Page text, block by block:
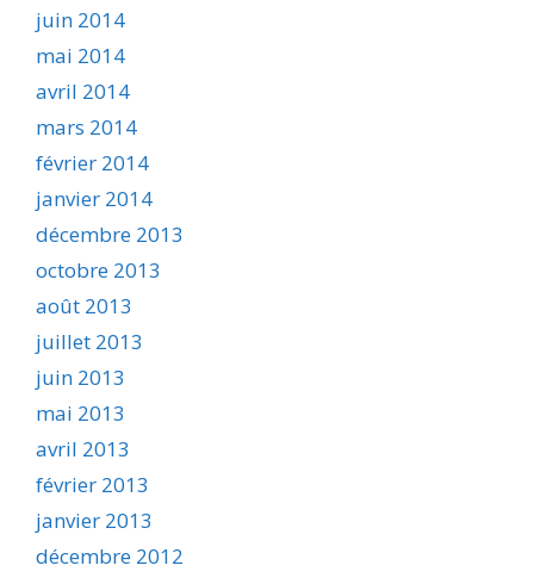
juin 2014
mai 2014
avril 2014
mars 2014
février 2014
janvier 2014
décembre 2013
octobre 2013
août 2013
juillet 2013
juin 2013
mai 2013
avril 2013
février 2013
janvier 2013
décembre 2012